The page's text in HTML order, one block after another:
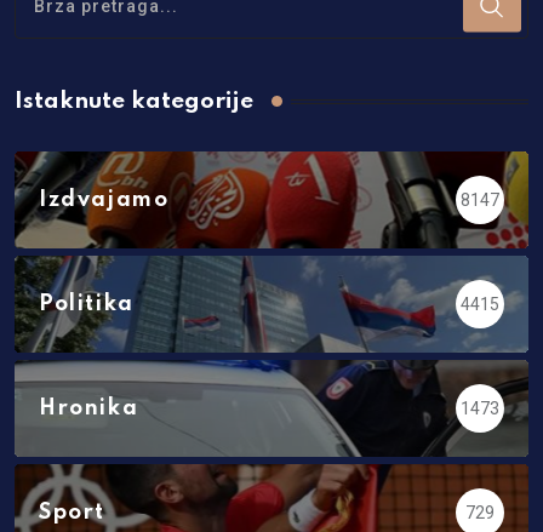
Istaknute kategorije
Izdvajamo 8147
Politika 4415
Hronika 1473
Sport 729